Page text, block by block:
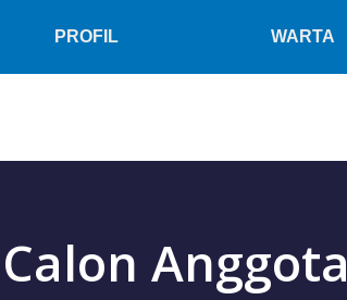
PROFIL WARTA
Anggota